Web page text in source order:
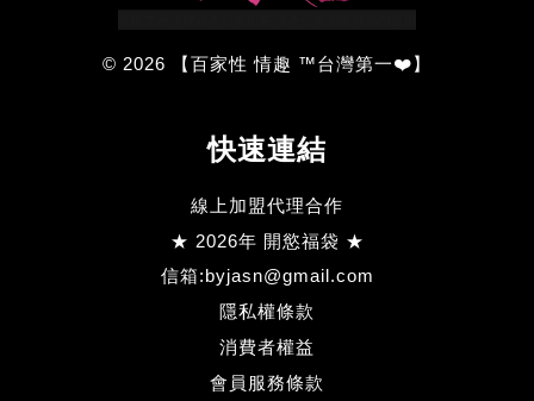
© 2026 【百家性 情趣 ™台灣第一❤️】
快速連結
線上加盟代理合作
★ 2026年 開慾福袋 ★
信箱:byjasn@gmail.com
隱私權條款
消費者權益
會員服務條款